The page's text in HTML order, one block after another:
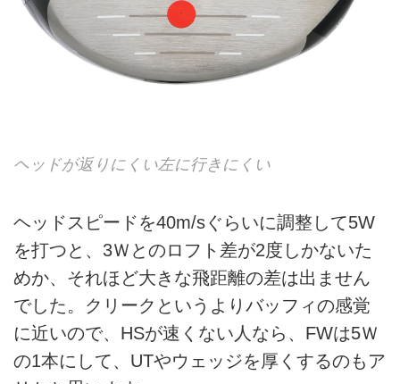
ヘッドが返りにくい左に行きにくい
ヘッドスピードを40m/sぐらいに調整して5W
を打つと、3Ｗとのロフト差が2度しかないた
めか、それほど大きな飛距離の差は出ません
でした。クリークというよりバッフィの感覚
に近いので、HSが速くない人なら、FWは5Ｗ
の1本にして、UTやウェッジを厚くするのもア